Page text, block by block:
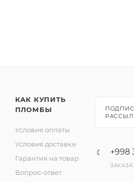
КАК КУПИТЬ
ПЛОМБЫ
Условия оплаты
Условия доставки
Гарантия на товар
Вопрос-ответ
+998